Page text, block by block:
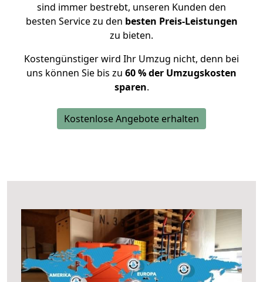
sind immer bestrebt, unseren Kunden den
besten Service zu den besten Preis-Leistungen
zu bieten.
Kostengünstiger wird Ihr Umzug nicht, denn bei
uns können Sie bis zu 60 % der Umzugskosten
sparen.
Kostenlose Angebote erhalten